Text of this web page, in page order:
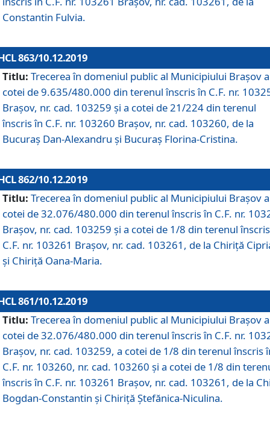
Constantin Fulvia.
863/10.12.2019
Titlu: Trecerea în domeniul public al Municipiului Braşov a
cotei de 9.635/480.000 din terenul înscris în C.F. nr.
Brașov, nr. cad. 103259 și a cotei de 21/224 din terenul
înscris în C.F. nr. 103260 Brașov, nr. cad. 103260, de la
Bucuraș Dan-Alexandru și Bucuraș Florina-Cristina.
862/10.12.2019
Titlu: Trecerea în domeniul public al Municipiului Braşov a
cotei de 32.076/480.000 din terenul înscris în C.F. nr.
Brașov, nr. cad. 103259 și a cotei de 1/8 din terenul
C.F. nr. 103261 Brașov, nr. cad. 103261, de la Chiriță
și Chiriță Oana-Maria.
861/10.12.2019
Titlu: Trecerea în domeniul public al Municipiului Braşov a
cotei de 32.076/480.000 din terenul înscris în C.F. nr.
Brașov, nr. cad. 103259, a cotei de 1/8 din terenul înscris
C.F. nr. 103260, nr. cad. 103260 și a cotei de 1/8 din
înscris în C.F. nr. 103261 Brașov, nr. cad. 103261, de la
Bogdan-Constantin și Chiriță Ștefănica-Niculina.